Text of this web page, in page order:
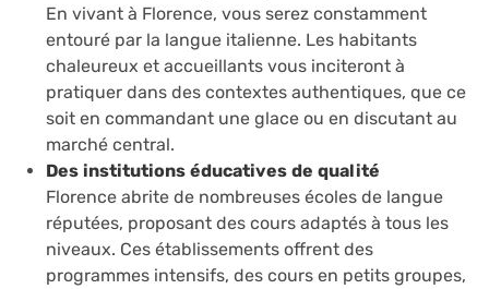
En vivant à Florence, vous serez constamment
entouré par la langue italienne. Les habitants
chaleureux et accueillants vous inciteront à
pratiquer dans des contextes authentiques, que ce
soit en commandant une glace ou en discutant au
marché central.
Des institutions éducatives de qualité
Florence abrite de nombreuses écoles de langue
réputées, proposant des cours adaptés à tous les
niveaux. Ces établissements offrent des
programmes intensifs, des cours en petits groupes,